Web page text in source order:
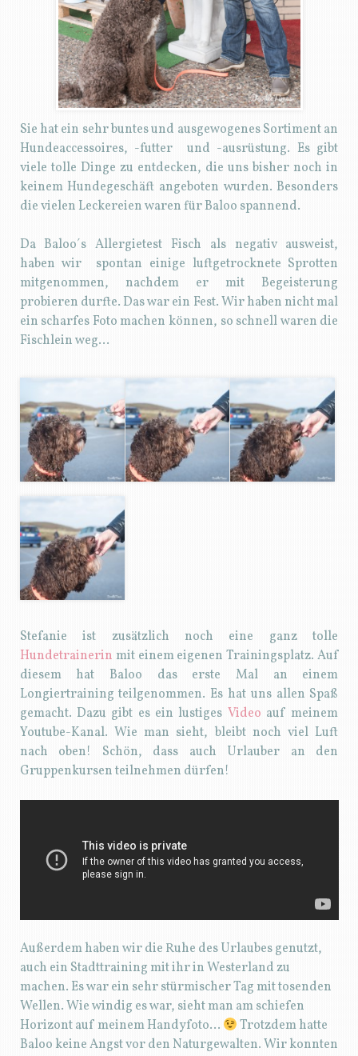
Sie hat ein sehr buntes und ausgewogenes Sortiment an
Hundeaccessoires, -futter und -ausrüstung. Es gibt
viele tolle Dinge zu entdecken, die uns bisher noch in
keinem Hundegeschäft angeboten wurden. Besonders
die vielen Leckereien waren für Baloo spannend.
Da Baloo´s Allergietest Fisch als negativ ausweist,
haben wir spontan einige luftgetrocknete Sprotten
mitgenommen, nachdem er mit Begeisterung
probieren durfte. Das war ein Fest. Wir haben nicht mal
ein scharfes Foto machen können, so schnell waren die
Fischlein weg…
Stefanie ist zusätzlich noch eine ganz tolle
Hundetrainerin mit einem eigenen Trainingsplatz. Auf
diesem hat Baloo das erste Mal an einem
Longiertraining teilgenommen. Es hat uns allen Spaß
gemacht. Dazu gibt es ein lustiges Video auf meinem
Youtube-Kanal. Wie man sieht, bleibt noch viel Luft
nach oben! Schön, dass auch Urlauber an den
Gruppenkursen teilnehmen dürfen!
Außerdem haben wir die Ruhe des Urlaubes genutzt,
auch ein Stadttraining mit ihr in Westerland zu
machen. Es war ein sehr stürmischer Tag mit tosenden
Wellen. Wie windig es war, sieht man am schiefen
Horizont auf meinem Handyfoto…
Trotzdem hatte
Baloo keine Angst vor den Naturgewalten. Wir konnten